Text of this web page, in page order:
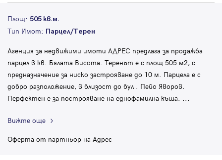
Площ: 505 кв.м.
Тип Имот: Парцел/Терен
Агенция за недвижими имоти АДРЕС предлага за продажба
парцел в кв. Бялата Висота. Теренът е с площ 505 м2, с
предназначение за ниско застрояване до 10 м. Парцела е с
добро разположение, в близост до бул . Пейо Яворов.
Перфектен е за построяване на еднофамилна къща. ...
Вижте още
Оферта от партньор на Адрес